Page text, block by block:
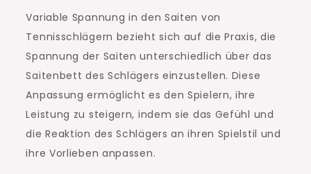
Variable Spannung in den Saiten von
Tennisschlägern bezieht sich auf die Praxis, die
Spannung der Saiten unterschiedlich über das
Saitenbett des Schlägers einzustellen. Diese
Anpassung ermöglicht es den Spielern, ihre
Leistung zu steigern, indem sie das Gefühl und
die Reaktion des Schlägers an ihren Spielstil und
ihre Vorlieben anpassen.